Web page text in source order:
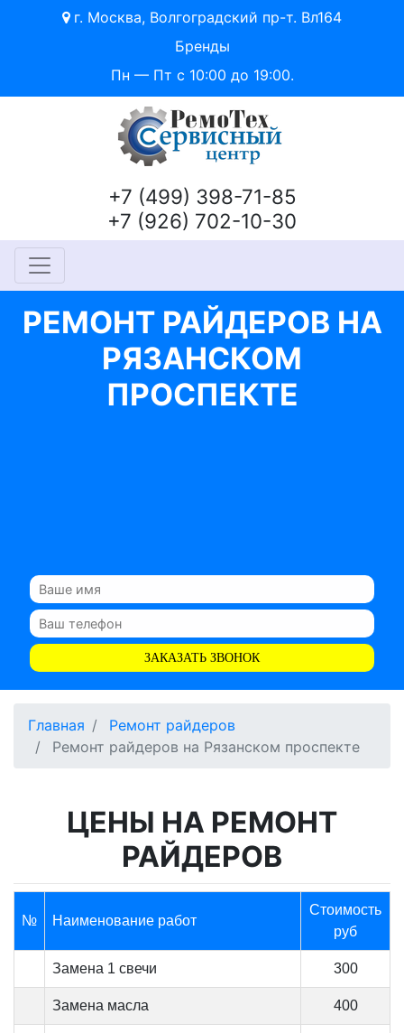
г. Москва, Волгоградский пр-т. Вл164
Бренды
Пн — Пт с 10:00 до 19:00.
+7 (499) 398-71-85
+7 (926) 702-10-30
РЕМОНТ РАЙДЕРОВ НА
РЯЗАНСКОМ
ПРОСПЕКТЕ
ЗАКАЗАТЬ ЗВОНОК
Главная
Ремонт райдеров
Ремонт райдеров на Рязанском проспекте
ЦЕНЫ НА РЕМОНТ
РАЙДЕРОВ
№ Наименование работ
Стоимость
руб
Замена 1 свечи 300
Замена масла 400